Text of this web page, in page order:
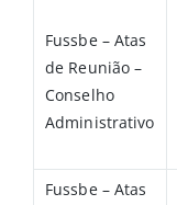
Fussbe – Atas
de Reunião –
Conselho
Administrativo
Fussbe – Atas